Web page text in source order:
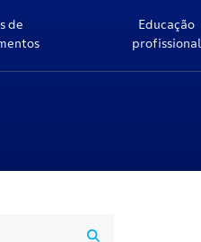
de
Educação
profissional